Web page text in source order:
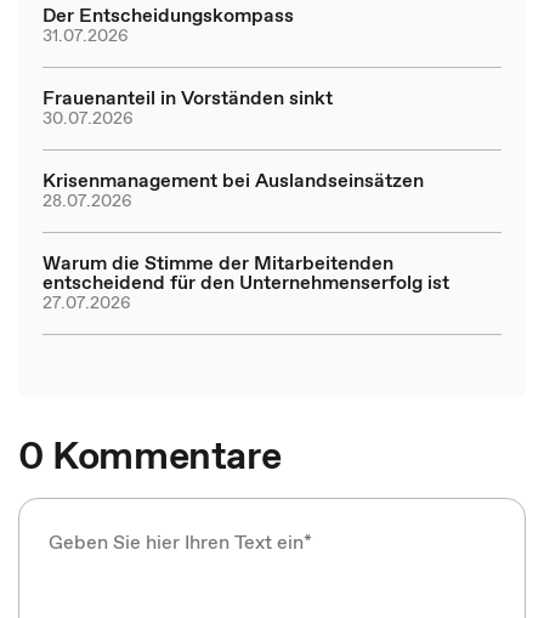
Der Entscheidungskompass
31.07.2026
Frauenanteil in Vorständen sinkt
30.07.2026
Krisenmanagement bei Auslandseinsätzen
28.07.2026
Warum die Stimme der Mitarbeitenden
entscheidend für den Unternehmenserfolg ist
27.07.2026
0 Kommentare